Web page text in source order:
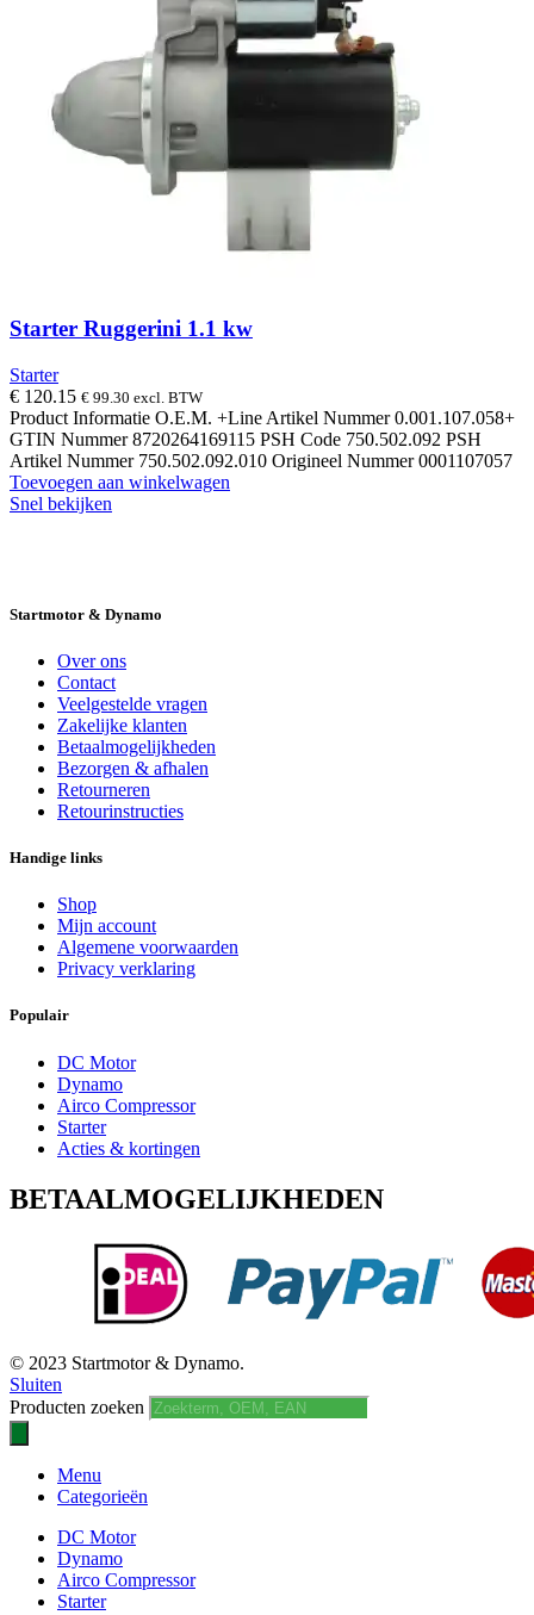
Starter Ruggerini 1.1 kw
Starter
€ 120.15 € 99.30 excl. BTW
Product Informatie O.E.M. +Line Artikel Nummer 0.001.107.058+
GTIN Nummer 8720264169115 PSH Code 750.502.092 PSH
Artikel Nummer 750.502.092.010 Origineel Nummer 0001107057
Toevoegen aan winkelwagen
Snel bekijken
Startmotor & Dynamo
Over ons
Contact
Veelgestelde vragen
Zakelijke klanten
Betaalmogelijkheden
Bezorgen & afhalen
Retourneren
Retourinstructies
Handige links
Shop
Mijn account
Algemene voorwaarden
Privacy verklaring
Populair
DC Motor
Dynamo
Airco Compressor
Starter
Acties & kortingen
BETAALMOGELIJKHEDEN
© 2023 Startmotor & Dynamo.
Sluiten
Producten zoeken
Menu
Categorieën
DC Motor
Dynamo
Airco Compressor
Starter